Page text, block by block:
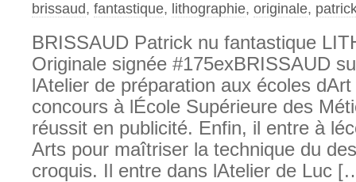
brissaud, fantastique, lithographie, originale,
BRISSAUD Patrick nu fantastique
Originale signée #175exBRISSAUD
lAtelier de préparation aux écoles
concours à lÉcole Supérieure des
réussit en publicité. Enfin, il entre à
Arts pour maîtriser la technique du
croquis. Il entre dans lAtelier de Luc